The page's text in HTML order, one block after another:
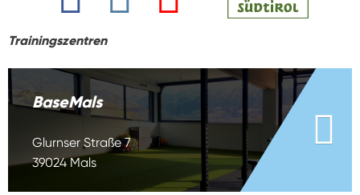
Trainingszentren
BaseMals
Glurnser Straße 7
39024 Mals